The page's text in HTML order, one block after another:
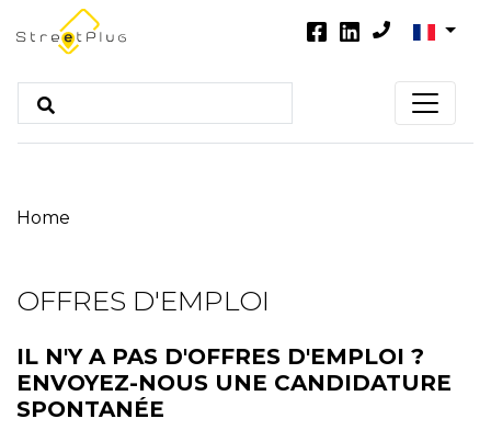
Home
OFFRES D'EMPLOI
IL N'Y A PAS D'OFFRES D'EMPLOI ?
ENVOYEZ-NOUS UNE CANDIDATURE
SPONTANÉE